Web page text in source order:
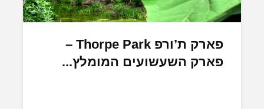
פארק ת’ורפ Thorpe Park –
פארק השעשועים המומלץ...